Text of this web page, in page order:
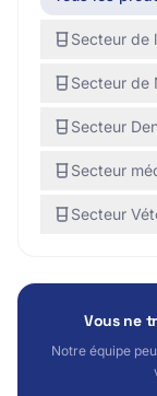
Secteur de
Secteur de
Secteur
Secteur
Secteur
Vous ne
Notre équipe